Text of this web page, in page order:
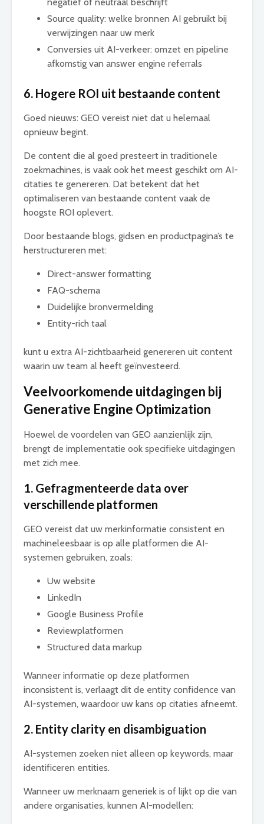
Source quality: welke bronnen AI gebruikt bij
verwijzingen naar uw merk
Conversies uit AI-verkeer: omzet en pipeline
afkomstig van answer engine referrals
6. Hogere ROI uit bestaande content
Goed nieuws: GEO vereist niet dat u helemaal
opnieuw begint.
De content die al goed presteert in traditionele
zoekmachines, is vaak ook het meest geschikt om AI-
citaties te genereren. Dat betekent dat het
optimaliseren van bestaande content vaak de
hoogste ROI oplevert.
Door bestaande blogs, gidsen en productpagina’s te
herstructureren met:
Direct-answer formatting
FAQ-schema
Duidelijke bronvermelding
Entity-rich taal
kunt u extra AI-zichtbaarheid genereren uit content
waarin uw team al heeft geïnvesteerd.
Veelvoorkomende uitdagingen bij
Generative Engine Optimization
Hoewel de voordelen van GEO aanzienlijk zijn,
brengt de implementatie ook specifieke uitdagingen
met zich mee.
1. Gefragmenteerde data over
verschillende platformen
GEO vereist dat uw merkinformatie consistent en
machineleesbaar is op alle platformen die AI-
systemen gebruiken, zoals:
Uw website
LinkedIn
Google Business Profile
Reviewplatformen
Structured data markup
Wanneer informatie op deze platformen
inconsistent is, verlaagt dit de entity confidence van
AI-systemen, waardoor uw kans op citaties afneemt.
2. Entity clarity en disambiguation
AI-systemen zoeken niet alleen op keywords, maar
identificeren entities.
Wanneer uw merknaam generiek is of lijkt op die van
andere organisaties, kunnen AI-modellen: